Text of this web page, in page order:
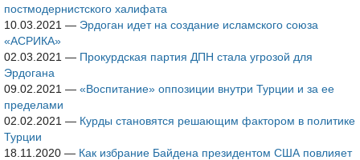
постмодернистского халифата
10.03.2021 — Эрдоган идет на создание исламского союза
«АСРИКА»
02.03.2021 — Прокурдская партия ДПН стала угрозой для
Эрдогана
09.02.2021 — «Воспитание» оппозиции внутри Турции и за ее
пределами
02.02.2021 — Курды становятся решающим фактором в политике
Турции
18.11.2020 — Как избрание Байдена президентом США повлияет